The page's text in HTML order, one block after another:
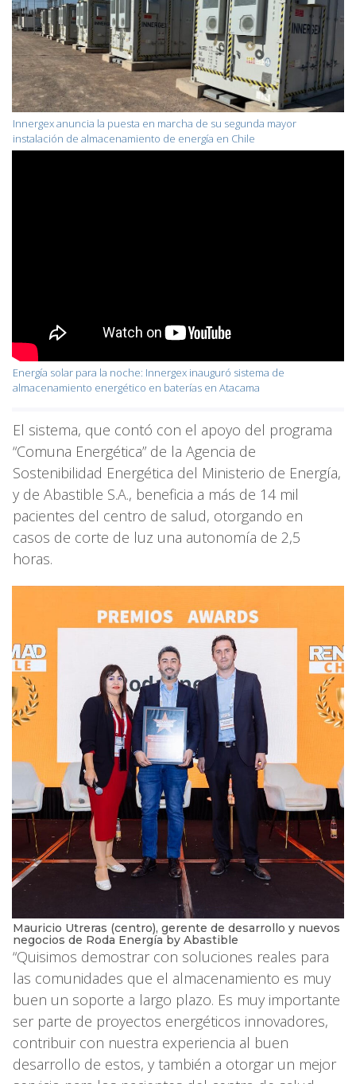
Innergex anuncia la puesta en marcha de su segunda mayor
instalación de almacenamiento de energía en Chile
Energía solar para la noche: Innergex inauguró sistema de
almacenamiento energético en baterías en Atacama
El sistema, que contó con el apoyo del programa
“Comuna Energética” de la Agencia de
Sostenibilidad Energética del Ministerio de Energía,
y de Abastible S.A., beneficia a más de 14 mil
pacientes del centro de salud, otorgando en
casos de corte de luz una autonomía de 2,5
horas.
Mauricio Utreras (centro), gerente de desarrollo y nuevos
negocios de Roda Energía by Abastible
“Quisimos demostrar con soluciones reales para
las comunidades que el almacenamiento es muy
buen un soporte a largo plazo. Es muy importante
ser parte de proyectos energéticos innovadores,
contribuir con nuestra experiencia al buen
desarrollo de estos, y también a otorgar un mejor